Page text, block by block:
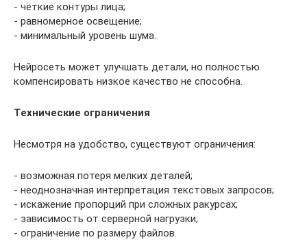
- чёткие контуры лица;
- равномерное освещение;
- минимальный уровень шума.
Нейросеть может улучшать детали, но полностью
компенсировать низкое качество не способна.
Технические ограничения
Несмотря на удобство, существуют ограничения:
- возможная потеря мелких деталей;
- неоднозначная интерпретация текстовых запросов;
- искажение пропорций при сложных ракурсах;
- зависимость от серверной нагрузки;
- ограничение по размеру файлов.